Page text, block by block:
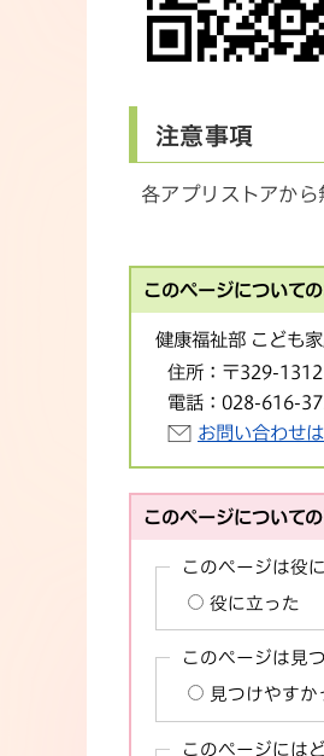
注意事項
各アプリストアか
このページについて
健康福祉部 こども
住所： 〒329-
電話： 028-616-
お問い合わせ
このページについて
このページは役
役に立った
このページは見
見つけやすか
このページには